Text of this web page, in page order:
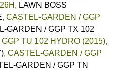
, LAWN BOSS
, CASTEL-GARDEN / GGP
GARDEN / GGP TX 102
TU 102 HYDRO (2015),
, CASTEL-GARDEN / GGP
GARDEN / GGP TN